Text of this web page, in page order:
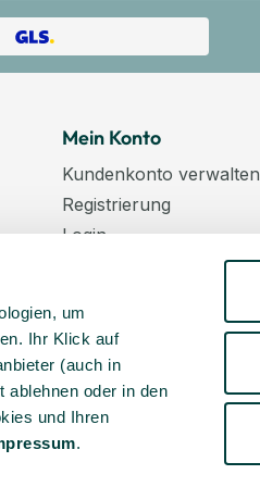
um
Ihr Klick auf
(auch in
oder in den
und Ihren
.
Mein Konto
Kundenkonto verwalten
Registrierung
Login
Kundenkonto aktivieren